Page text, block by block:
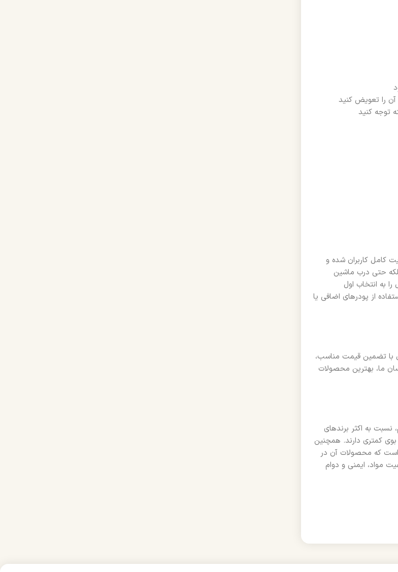
توجه کنید
کامل کاربران شده و
حتی درب ماشین
به انتخاب اول
از پودرهای اضافی یا
با تضمین قیمت مناسب،
ما، بهترین محصولات
نسبت به اکثر برندهای
بوی کمتری دارند. همچنین
است که محصولات آن در
مواد، ایمنی و دوام